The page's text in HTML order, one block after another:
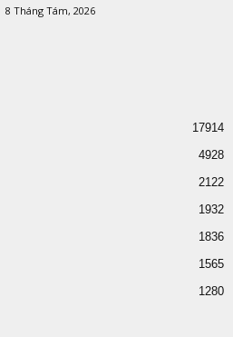
8 Tháng Tám, 2026
17914
4928
2122
1932
1836
1565
1280